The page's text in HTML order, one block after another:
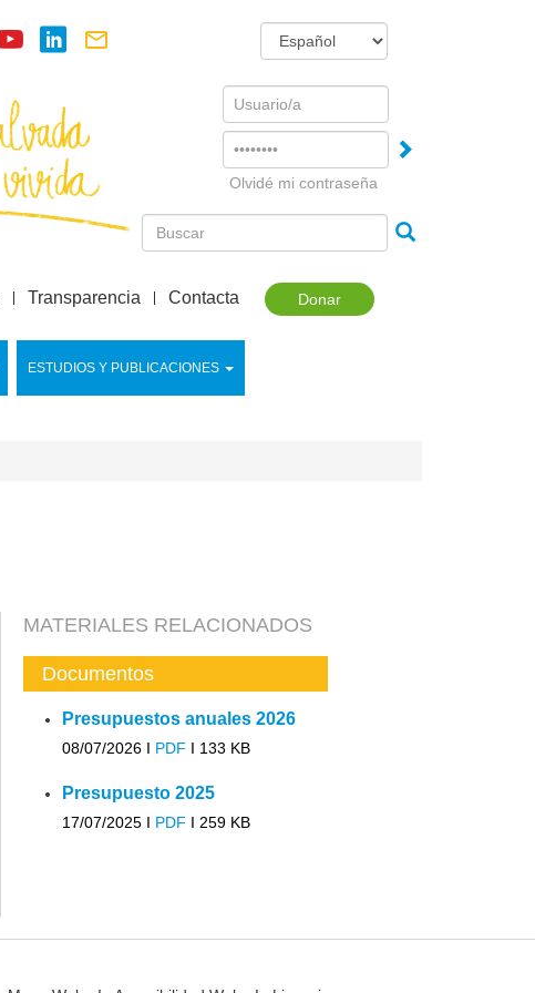
Username
Olvidé mi contraseña
Donar
ESTUDIOS Y PUBLICACIONES
Transparencia Contacta
MATERIALES RELACIONADOS
Documentos
Presupuestos anuales 2026
08/07/2026 I PDF I 133 KB
Presupuesto 2025
17/07/2025 I PDF I 259 KB